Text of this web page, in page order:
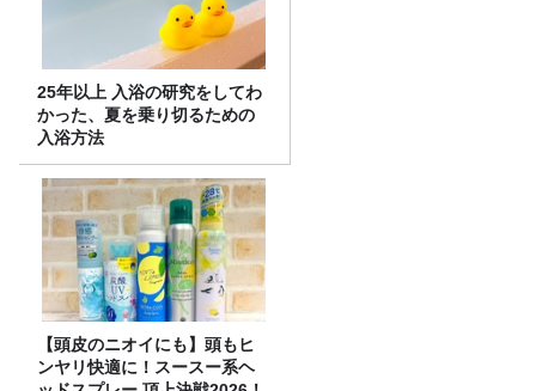
25年以上 入浴の研究をしてわ
かった、夏を乗り切るための
入浴方法
【頭皮のニオイにも】頭もヒ
ンヤリ快適に！スースー系ヘ